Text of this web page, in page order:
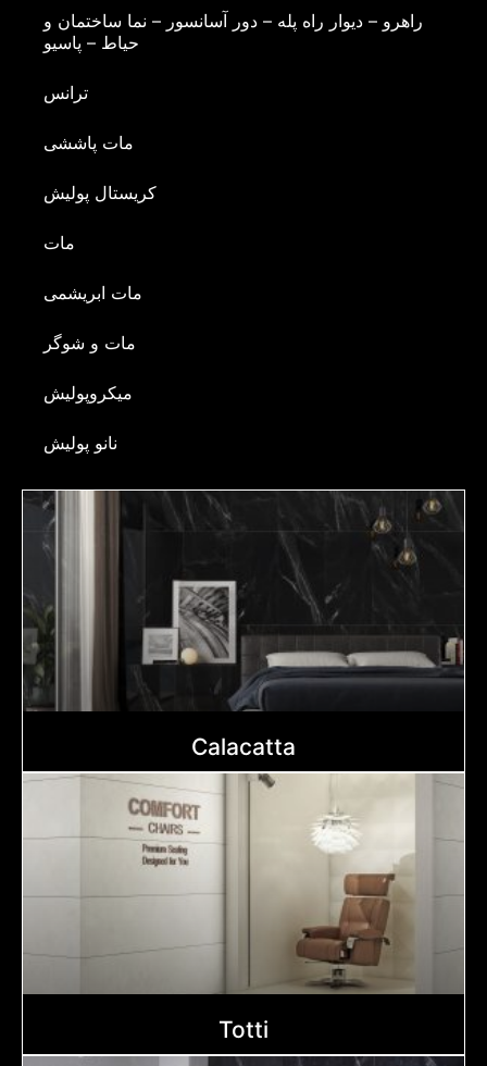
راهرو – دیوار راه پله – دور آسانسور – نما ساختمان و
حیاط – پاسیو
ترانس
مات پاششی
کریستال پولیش
مات
مات ابریشمی
مات و شوگر
میکروپولیش
نانو پولیش
Calacatta
Totti